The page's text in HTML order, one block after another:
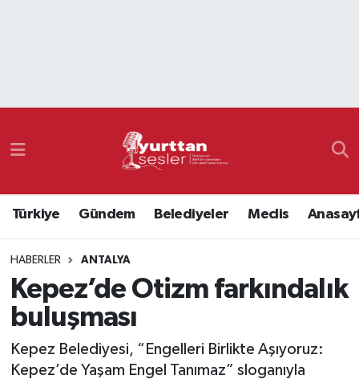
Türkiye Gündem Belediyeler Meclis
HABERLER ANTALYA
Kepez’de Otizm farkındalık
buluşması
Kepez Belediyesi, “Engelleri Birlikte Aşıyoruz:
Kepez’de Yaşam Engel Tanımaz” sloganıyla
Namaz Vakitleri
Süper Lig Puan Durumu ve Fikstür
Tüm Manşetler
Son Dakika Haberleri
Haber Arşivi